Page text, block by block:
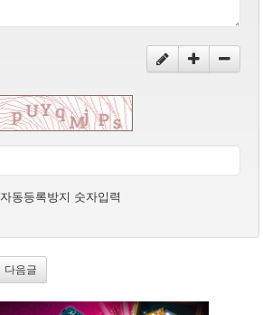
자동등록방지 숫자입력
다음글